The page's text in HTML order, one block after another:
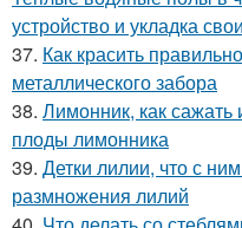
устройство и укладка
37. Как красить
металлического забора
38. Лимонник, как сажать
плоды лимонника
39. Детки лилии, что с
размножения лилий